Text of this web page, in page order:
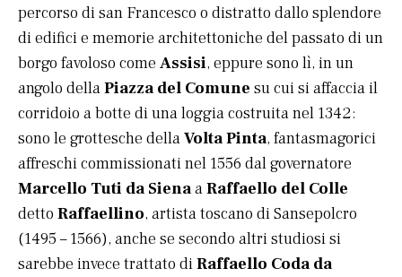
percorso di san Francesco o distratto dallo splendore
di edifici e memorie architettoniche del passato di un
borgo favoloso come Assisi, eppure sono lì, in un
angolo dellaPiazza del Comune su cui si affaccia il
corridoio a botte di una loggia costruita nel 1342:
sono le grottesche dellaVolta Pinta, fantasmagorici
affreschi commissionati nel 1556 dal governatore
Marcello Tuti da SienaaRaffaello del Colle
detto Raffaellino, artista toscano di Sansepolcro
(1495 – 1566), anche se secondo altri studiosi si
sarebbe invece trattato diRaffaello Coda da